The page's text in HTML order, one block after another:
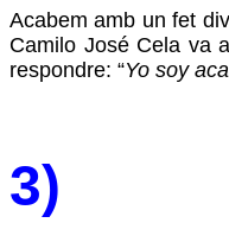
Acabem amb un fet
Camilo José Cela va
respondre: “Yo soy
3)